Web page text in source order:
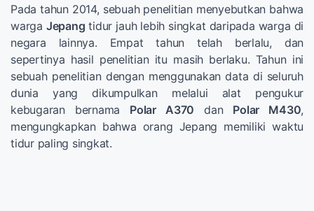
Pada tahun 2014, sebuah penelitian menyebutkan bahwa
warga Jepang tidur jauh lebih singkat daripada warga di
negara lainnya. Empat tahun telah berlalu, dan
sepertinya hasil penelitian itu masih berlaku. Tahun ini
sebuah penelitian dengan menggunakan data di seluruh
dunia yang dikumpulkan melalui alat pengukur
kebugaran bernama Polar A370 dan Polar M430,
mengungkapkan bahwa orang Jepang memiliki waktu
tidur paling singkat.